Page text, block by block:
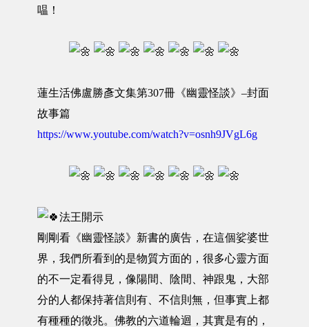
嗢！
蓮生活佛盧勝彥文集第307冊《幽靈怪談》–封面
故事篇
https://www.youtube.com/watch?v=osnh9JVgL6g
法王開示
剛剛看《幽靈怪談》新書的廣告，在這個娑婆世
界，我們所看到的是物質方面的，很多心靈方面
的不一定看得見，像陽間、陰間、神跟鬼，大部
分的人都保持著信則有、不信則無，但事實上都
有種種的徵兆。佛教的六道輪迴，其實是有的，